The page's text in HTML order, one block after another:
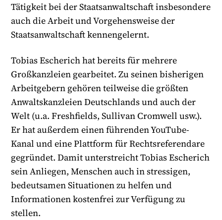
Tätigkeit bei der Staatsanwaltschaft insbesondere
auch die Arbeit und Vorgehensweise der
Staatsanwaltschaft kennengelernt.
Tobias Escherich hat bereits für mehrere
Großkanzleien gearbeitet. Zu seinen bisherigen
Arbeitgebern gehören teilweise die größten
Anwaltskanzleien Deutschlands und auch der
Welt (u.a. Freshfields, Sullivan Cromwell usw.).
Er hat außerdem einen führenden YouTube-
Kanal und eine Plattform für Rechtsreferendare
gegründet. Damit unterstreicht Tobias Escherich
sein Anliegen, Menschen auch in stressigen,
bedeutsamen Situationen zu helfen und
Informationen kostenfrei zur Verfügung zu
stellen.